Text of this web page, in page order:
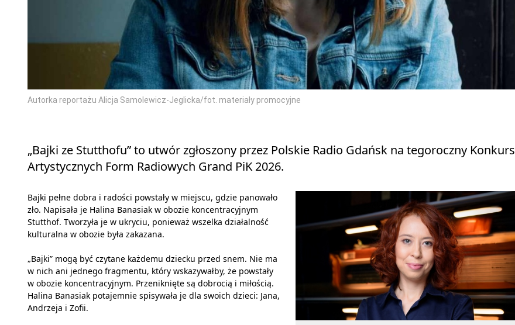
Autorka reportażu Alicja Samolewicz-Jeglicka/fot. materiały promocyjne
„Bajki ze Stutthofu” to utwór zgłoszony przez Polskie Radio Gdańsk na tegoroczny Konkurs
Artystycznych Form Radiowych Grand PiK 2026.
Bajki pełne dobra i radości powstały w miejscu, gdzie panowało
zło. Napisała je Halina Banasiak w obozie koncentracyjnym
Stutthof. Tworzyła je w ukryciu, ponieważ wszelka działalność
kulturalna w obozie była zakazana.
„Bajki” mogą być czytane każdemu dziecku przed snem. Nie ma
w nich ani jednego fragmentu, który wskazywałby, że powstały
w obozie koncentracyjnym. Przeniknięte są dobrocią i miłością.
Halina Banasiak potajemnie spisywała je dla swoich dzieci: Jana,
Andrzeja i Zofii.